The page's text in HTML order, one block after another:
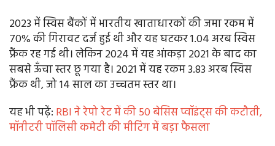
2023 में स्विस बैंकों में भारतीय खाताधारकों की जमा रकम में
70% की गिरावट दर्ज हुई थी और यह घटकर 1.04 अरब स्विस
फ्रैंक रह गई थी। लेकिन 2024 में यह आंकड़ा 2021 के बाद का
सबसे ऊँचा स्तर छू गया है। 2021 में यह रकम 3.83 अरब स्विस
फ्रैंक थी, जो 14 साल का उच्चतम स्तर था।
यह भी पढ़ें: RBI ने रेपो रेट में की 50 बेसिस प्वॉइंट्स की कटौती,
मॉनीटरी पॉलिसी कमेटी की मीटिंग में बड़ा फैसला